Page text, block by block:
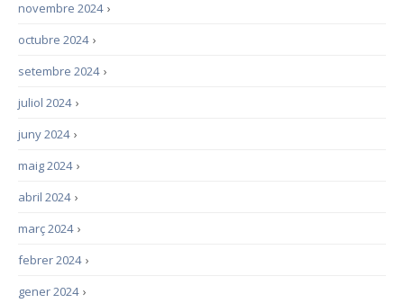
›
novembre 2024
›
octubre 2024
›
setembre 2024
›
juliol 2024
›
juny 2024
›
maig 2024
›
abril 2024
›
març 2024
›
febrer 2024
›
gener 2024